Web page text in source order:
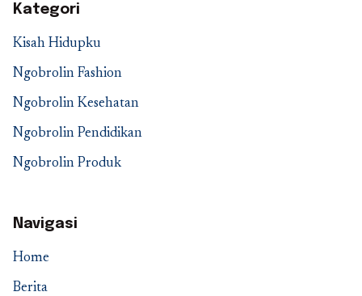
Kategori
Kisah Hidupku
Ngobrolin Fashion
Ngobrolin Kesehatan
Ngobrolin Pendidikan
Ngobrolin Produk
Navigasi
Home
Berita